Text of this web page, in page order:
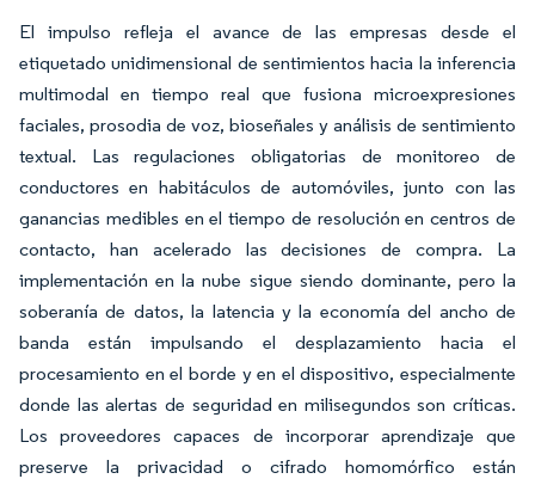
El impulso refleja el avance de las empresas desde el
etiquetado unidimensional de sentimientos hacia la inferencia
multimodal en tiempo real que fusiona microexpresiones
faciales, prosodia de voz, bioseñales y análisis de sentimiento
textual. Las regulaciones obligatorias de monitoreo de
conductores en habitáculos de automóviles, junto con las
ganancias medibles en el tiempo de resolución en centros de
contacto, han acelerado las decisiones de compra. La
implementación en la nube sigue siendo dominante, pero la
soberanía de datos, la latencia y la economía del ancho de
banda están impulsando el desplazamiento hacia el
procesamiento en el borde y en el dispositivo, especialmente
donde las alertas de seguridad en milisegundos son críticas.
Los proveedores capaces de incorporar aprendizaje que
preserve la privacidad o cifrado homomórfico están